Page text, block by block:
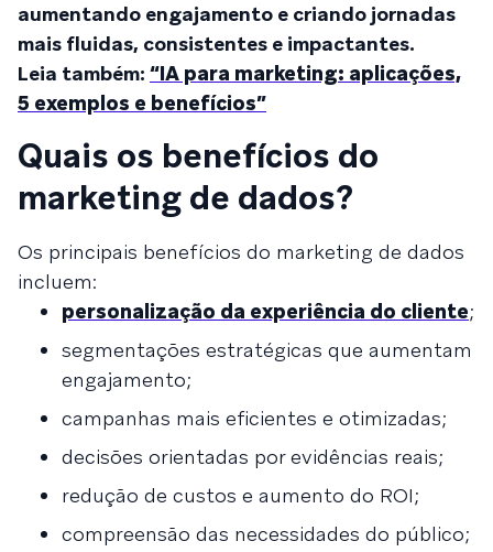
aumentando engajamento e criando jornadas
mais fluidas, consistentes e impactantes.
Leia também: “IA para marketing: aplicações,
5 exemplos e benefícios”
Quais os benefícios do
marketing de dados?
Os principais benefícios do marketing de dados
incluem:
personalização da experiência do cliente;
segmentações estratégicas que aumentam
engajamento;
campanhas mais eficientes e otimizadas;
decisões orientadas por evidências reais;
redução de custos e aumento do ROI;
compreensão das necessidades do público;